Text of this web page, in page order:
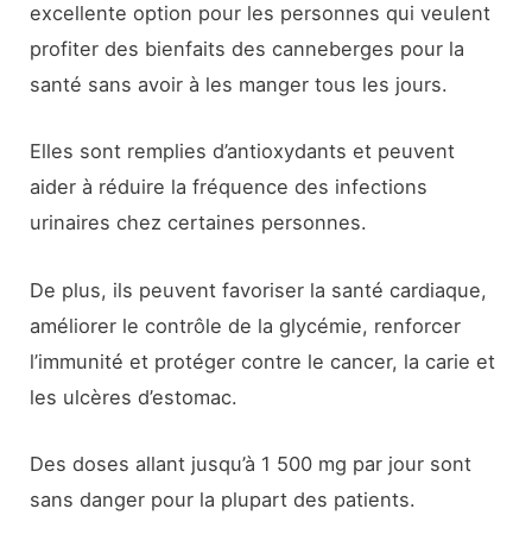
excellente option pour les personnes qui veulent
profiter des bienfaits des canneberges pour la
santé sans avoir à les manger tous les jours.
Elles sont remplies d’antioxydants et peuvent
aider à réduire la fréquence des infections
urinaires chez certaines personnes.
De plus, ils peuvent favoriser la santé cardiaque,
améliorer le contrôle de la glycémie, renforcer
l’immunité et protéger contre le cancer, la carie et
les ulcères d’estomac.
Des doses allant jusqu’à 1 500 mg par jour sont
sans danger pour la plupart des patients.